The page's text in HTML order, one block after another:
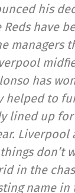
his
have
managers
has
helped to
lined up
Liverpool
don’t
in the
name